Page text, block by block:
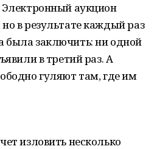
Электронный аукцион
в результате каждый раз
была заключить: ни одной
в третий раз. А
гуляют там, где им
изловить несколько